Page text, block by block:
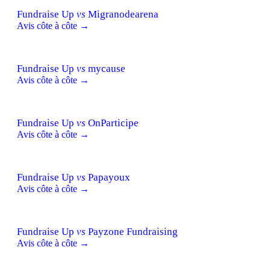
Fundraise Up vs Migranodearena
Avis côte à côte →
Fundraise Up vs mycause
Avis côte à côte →
Fundraise Up vs OnParticipe
Avis côte à côte →
Fundraise Up vs Papayoux
Avis côte à côte →
Fundraise Up vs Payzone Fundraising
Avis côte à côte →